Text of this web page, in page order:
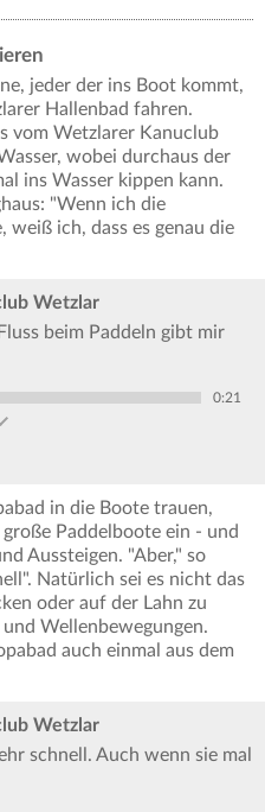
jeder der ins Boot kommt,
Hallenbad fahren.
vom Wetzlarer Kanuclub
wobei durchaus der
ins Wasser kippen kann.
"Wenn ich die
weiß ich, dass es genau die
Wetzlar
beim Paddeln gibt mir
0:21
in die Boote trauen,
Paddelboote ein - und
Aussteigen. "Aber," so
Natürlich sei es nicht das
oder auf der Lahn zu
Wellenbewegungen.
auch einmal aus dem
Wetzlar
schnell. Auch wenn sie mal